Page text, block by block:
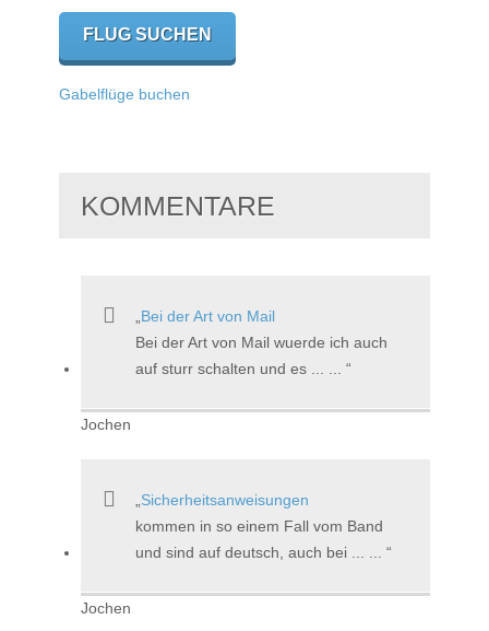
Gabelflüge buchen
KOMMENTARE
Bei der Art von Mail
Bei der Art von Mail wuerde ich auch
auf sturr schalten und es ... ...
Jochen
Sicherheitsanweisungen
kommen in so einem Fall vom Band
und sind auf deutsch, auch bei ... ...
Jochen